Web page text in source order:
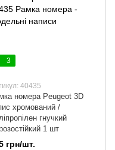
3
40435
номера Peugeot 3D
хромований /
гнучкий
1 шт
грн/шт.